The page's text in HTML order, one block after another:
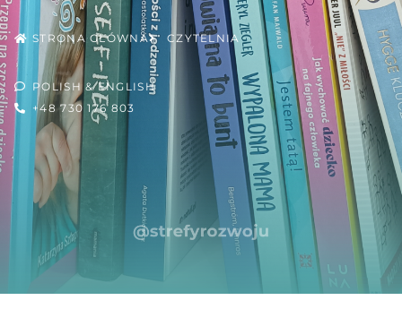
STRONA GŁÓWNA CZYTELNIA
POLISH & ENGLISH
+48 730 176 803